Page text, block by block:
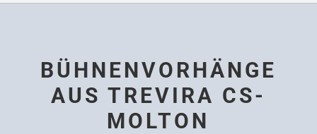
BÜH­NEN­VOR­HÄNGE
AUS TRE­VIRA CS-
MOLTON